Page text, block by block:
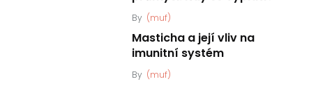
By (muf)
Masticha a její vliv na
imunitní systém
By (muf)